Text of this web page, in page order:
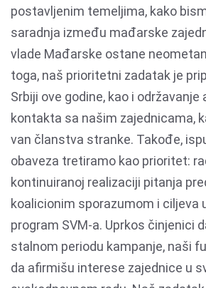
postavljenim temeljima, kako
saradnja između mađarske
vlade Mađarske ostane
toga, naš prioritetni zadatak je
Srbiji ove godine, kao i održavanje
kontakta sa našim zajednicama,
van članstva stranke. Takođe,
obaveza tretiramo kao prioritet:
kontinuiranoj realizaciji pitanja
koalicionim sporazumom i ciljeva
program SVM-a. Uprkos činjenici
stalnom periodu kampanje, naši
da afirmišu interese zajednice u